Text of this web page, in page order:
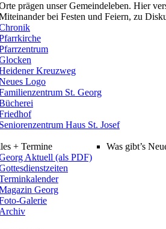
prägen unser Gemeindeleben. Hier
bei Festen und Feiern, zu
Kreuzweg
Logo
St. Georg
Seniorenzentrum Haus St. Josef
+ Termine
Was gibt’s
Aktuell (als PDF)
Georg
Galerie
Archiv